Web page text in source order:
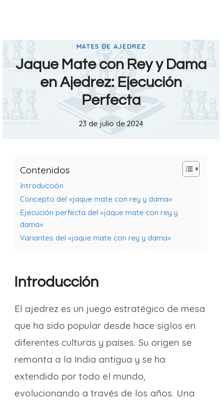
MATES DE AJEDREZ
Jaque Mate con Rey y Dama
en Ajedrez: Ejecución
Perfecta
23 de julio de 2024
Contenidos
Introducción
Concepto del «jaque mate con rey y dama»
Ejecución perfecta del «jaque mate con rey y
dama»
Variantes del «jaque mate con rey y dama»
Introducción
El ajedrez es un juego estratégico de mesa
que ha sido popular desde hace siglos en
diferentes culturas y países. Su origen se
remonta a la India antigua y se ha
extendido por todo el mundo,
evolucionando a través de los años. Una